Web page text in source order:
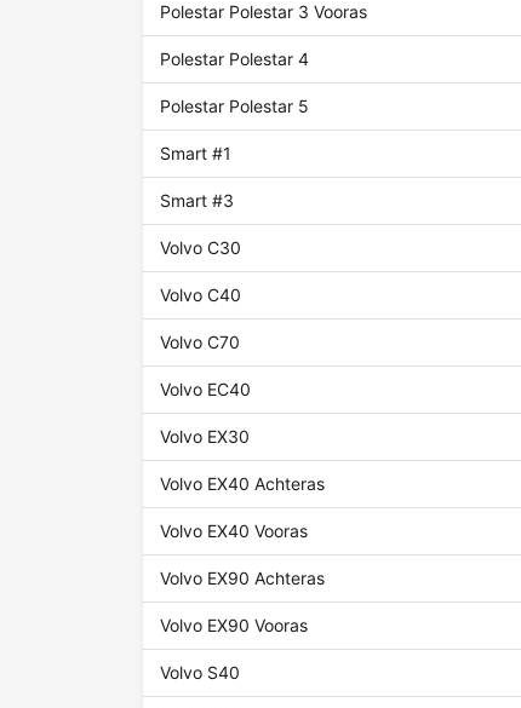
Polestar Polestar 3 Vooras
Polestar Polestar 4
Polestar Polestar 5
Smart #1
Smart #3
Volvo C30
Volvo C40
Volvo C70
Volvo EC40
Volvo EX30
Volvo EX40 Achteras
Volvo EX40 Vooras
Volvo EX90 Achteras
Volvo EX90 Vooras
Volvo S40